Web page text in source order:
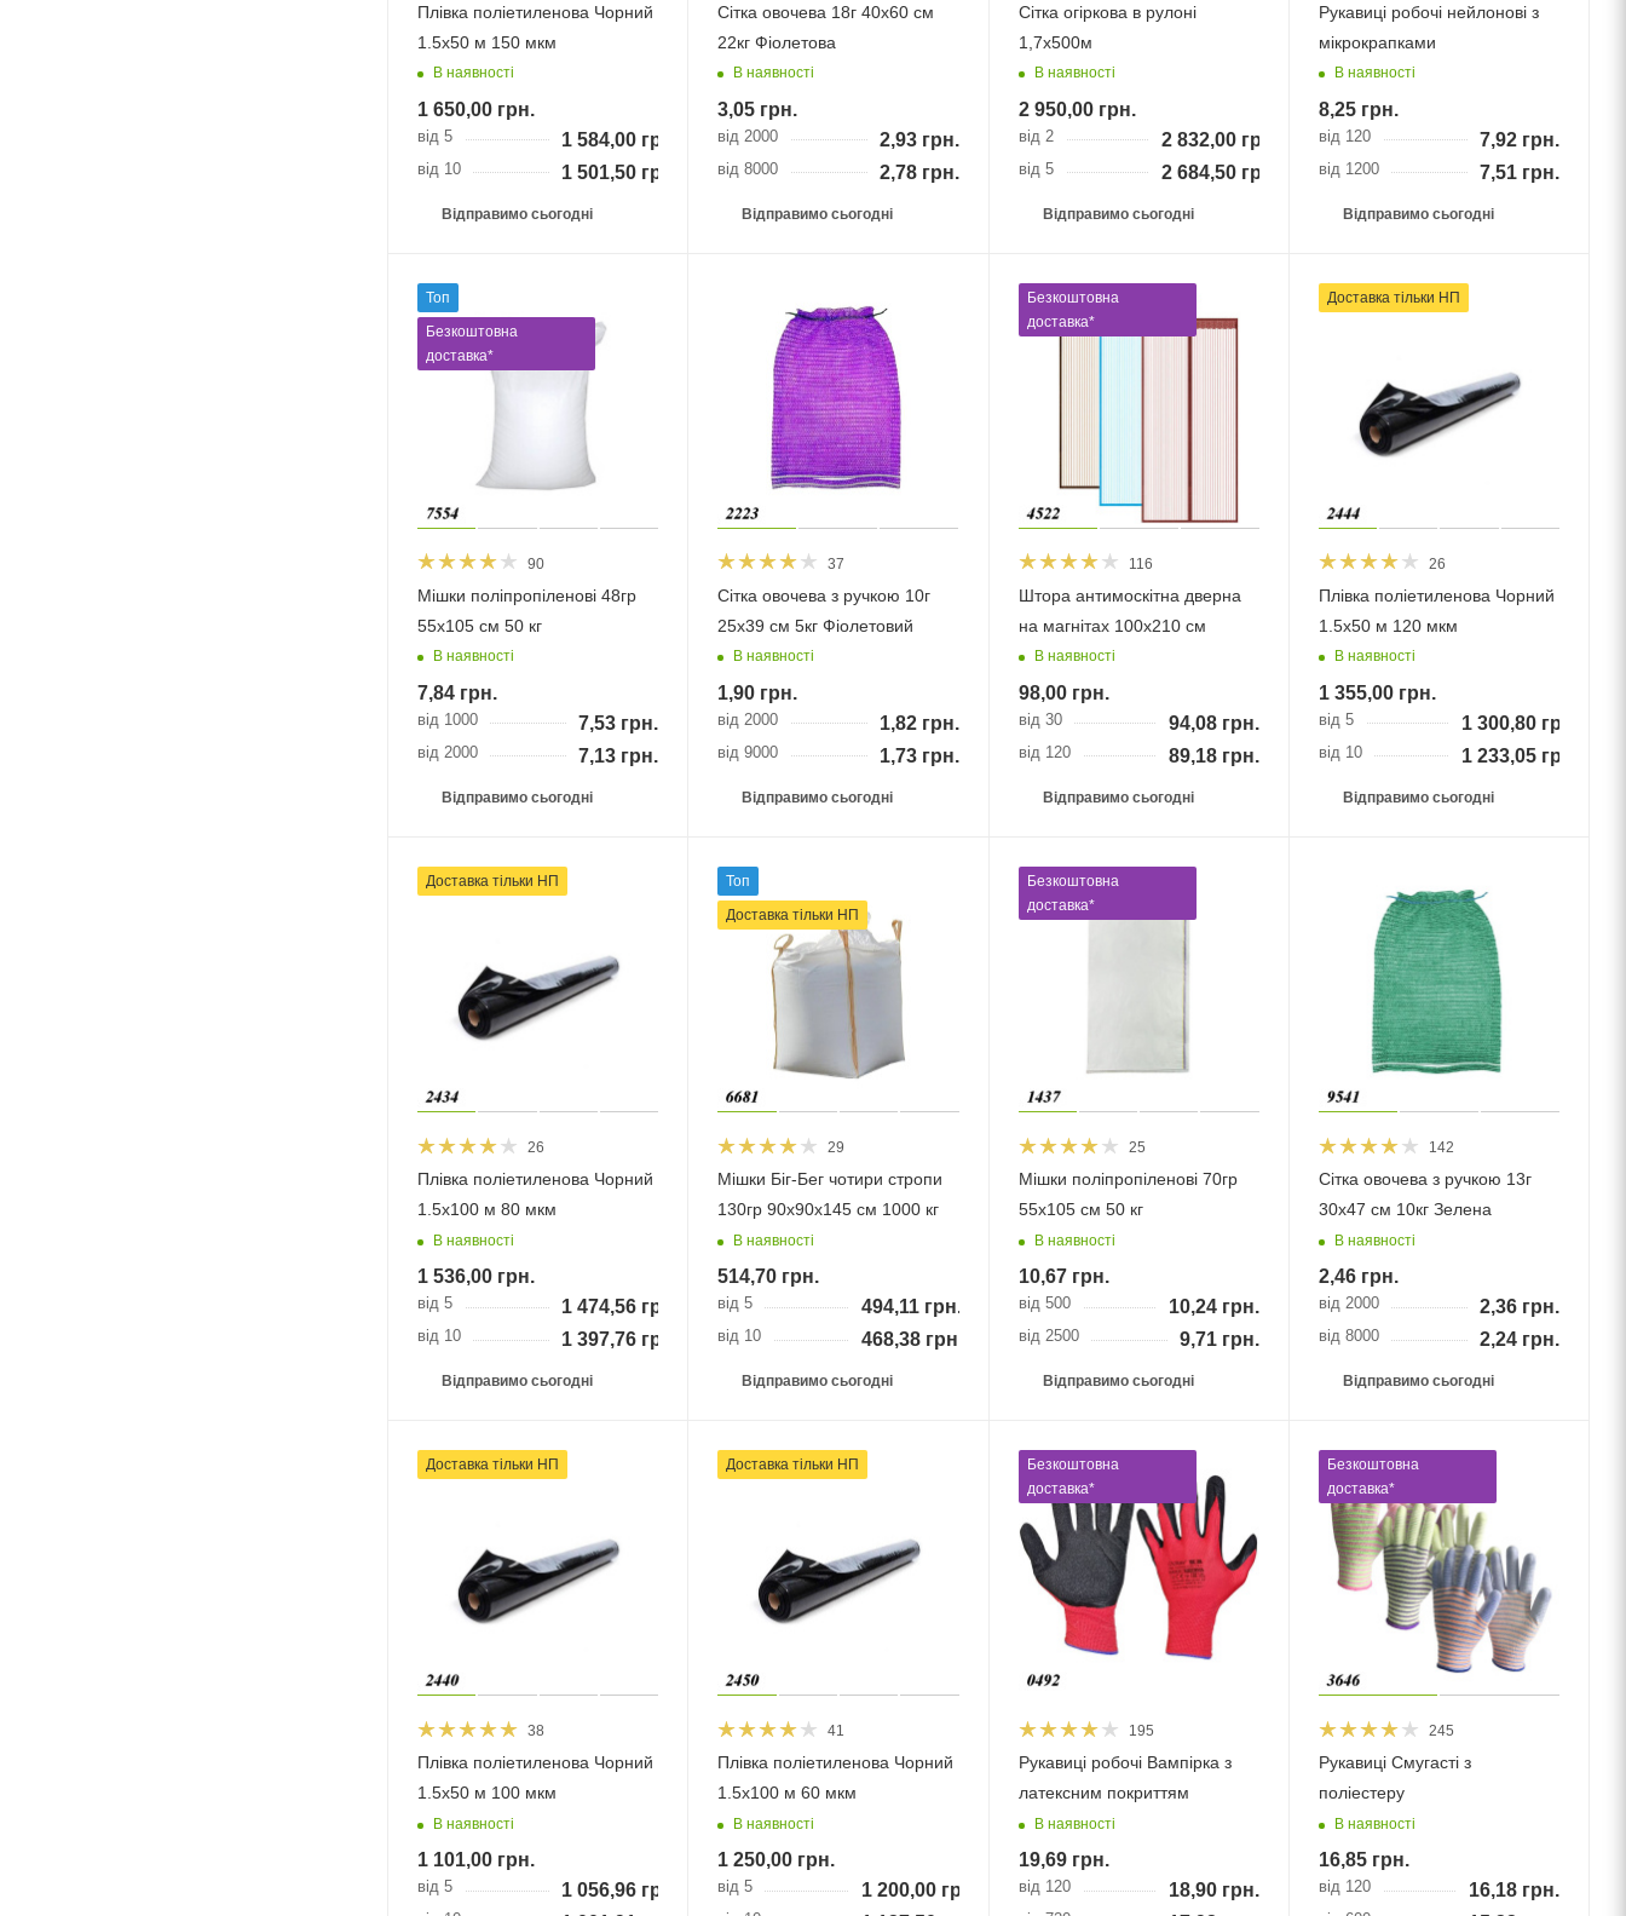
Плівка поліетиленова Чорний
1.5х50 м 150 мкм
В наявності
1 650,00 грн.
від 5 1 584,00грн.
від 10 1 501,50грн.
Відправимо сьогодні
Сітка овочева 18г 40х60 см
22кг Фіолетова
В наявності
3,05 грн.
від 2000 2,93грн.
від 8000 2,78грн.
Відправимо сьогодні
Сітка огіркова в рулоні
1,7х500м
В наявності
2 950,00грн.
від 2 2 832,00 грн.
від 5 2 684,50 грн.
Відправимо сьогодні
Рукавиці робочі нейлонові з
мікрокрапками
В наявності
8,25грн.
від 120 7,92 грн.
від 1200 7,51 грн.
Відправимо сьогодні
Топ
Безкоштовна
доставка*
90
Мішки поліпропіленові 48гр
55х105 см 50 кг
В наявності
7,84 грн.
від 1000 7,53 грн.
від 2000 7,13 грн.
Відправимо сьогодні
37
Сітка овочева з ручкою 10г
25х39 см 5кг Фіолетовий
В наявності
1,90 грн.
від 2000 1,82грн.
від 9000 1,73грн.
Відправимо сьогодні
Безкоштовна
доставка*
116
Штора антимоскітна дверна
на магнітах 100х210 см
В наявності
98,00грн.
від 30 94,08грн.
від 120 89,18грн.
Відправимо сьогодні
Доставка тільки НП
26
Плівка поліетиленова Чорний
1.5х50 м 120 мкм
В наявності
1 355,00грн.
від 5 1 300,80 грн.
від 10 1 233,05 грн.
Відправимо сьогодні
Доставка тільки НП
26
Плівка поліетиленова Чорний
1.5х100 м 80 мкм
В наявності
1 536,00 грн.
від 5 1 474,56грн.
від 10 1 397,76грн.
Відправимо сьогодні
Топ
Доставка тільки НП
29
Мішки Біг-Бег чотири стропи
130гр 90x90x145 см 1000 кг
В наявності
514,70 грн.
від 5 494,11грн.
від 10 468,38грн.
Відправимо сьогодні
Безкоштовна
доставка*
25
Мішки поліпропіленові 70гр
55х105 см 50 кг
В наявності
10,67грн.
від 500 10,24грн.
від 2500 9,71грн.
Відправимо сьогодні
142
Сітка овочева з ручкою 13г
30х47 см 10кг Зелена
В наявності
2,46грн.
від 2000 2,36 грн.
від 8000 2,24 грн.
Відправимо сьогодні
Доставка тільки НП
38
Плівка поліетиленова Чорний
1.5х50 м 100 мкм
В наявності
1 101,00 грн.
від 5 1 056,96грн.
Доставка тільки НП
41
Плівка поліетиленова Чорний
1.5х100 м 60 мкм
В наявності
1 250,00 грн.
від 5 1 200,00грн.
Безкоштовна
доставка*
195
Рукавиці робочі Вампірка з
латексним покриттям
В наявності
19,69грн.
від 120 18,90грн.
Безкоштовна
доставка*
245
Рукавиці Смугасті з
поліестеру
В наявності
16,85грн.
від 120 16,18 грн.